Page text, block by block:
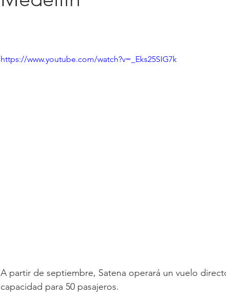
https://www.youtube.com/watch?v=_Eks25SIG7k
A partir de septiembre, Satena operará un vuelo
capacidad para 50 pasajeros.